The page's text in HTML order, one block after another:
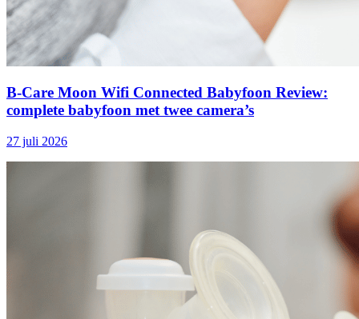
B-Care Moon Wifi Connected Babyfoon Review:
complete babyfoon met twee camera’s
27 juli 2026